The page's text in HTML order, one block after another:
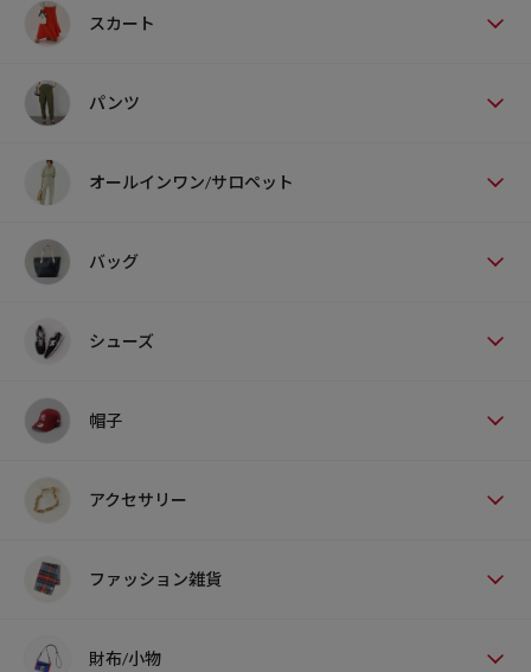
スカート
パンツ
オールインワン/サロペット
バッグ
シューズ
帽子
アクセサリー
ファッション雑貨
財布/小物